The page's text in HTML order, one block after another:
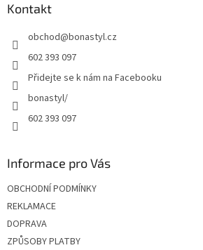
Kontakt
obchod@bonastyl.cz
602 393 097
Přidejte se k nám na Facebooku
bonastyl/
602 393 097
Informace pro Vás
OBCHODNÍ PODMÍNKY
REKLAMACE
DOPRAVA
ZPŮSOBY PLATBY